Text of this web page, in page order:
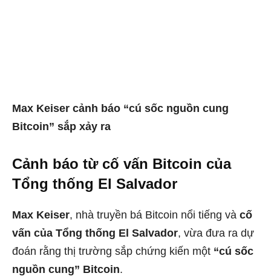
Max Keiser cảnh báo “cú sốc nguồn cung
Bitcoin” sắp xảy ra
Cảnh báo từ cố vấn Bitcoin của
Tổng thống El Salvador
Max Keiser, nhà truyền bá Bitcoin nổi tiếng và cố
vấn của Tổng thống El Salvador, vừa đưa ra dự
đoán rằng thị trường sắp chứng kiến một “cú sốc
nguồn cung” Bitcoin.